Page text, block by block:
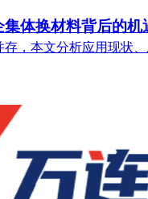
体换材料背后的机
存，本文分析应用现状